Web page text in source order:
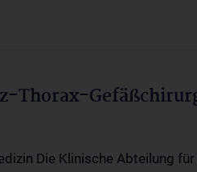
Thorax-
Die Klinische Abteilung